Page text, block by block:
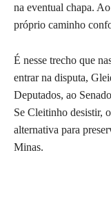
na eventual chapa.
próprio caminho
É nesse trecho que
entrar na disputa,
Deputados, ao
Se Cleitinho desistir,
alternativa para
Minas.